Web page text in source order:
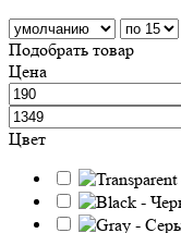
Подобрать товар
Цена
Цвет